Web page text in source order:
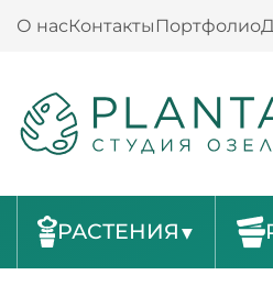
О насКонтакты Портфолио
РАСТЕНИЯ